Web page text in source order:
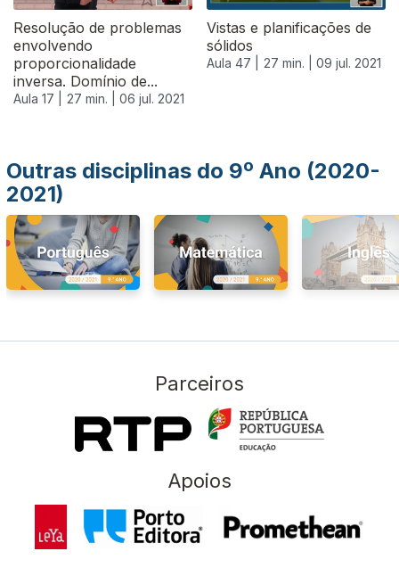
Resolução de problemas
envolvendo
proporcionalidade
inversa. Domínio de...
Aula 17 | 27 min. | 06 jul. 2021
Vistas e planificações de
sólidos
Aula 47 | 27 min. | 09 jul. 2021
Outras disciplinas do 9º Ano (2020-
2021)
Parceiros
Apoios